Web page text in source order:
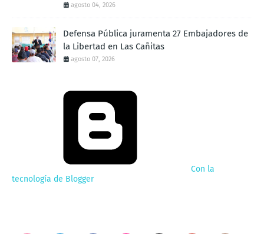
agosto 04, 2026
Defensa Pública juramenta 27 Embajadores de
la Libertad en Las Cañitas
agosto 07, 2026
Con la
tecnología de Blogger